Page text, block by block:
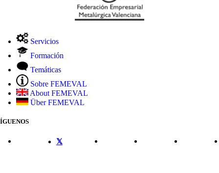
Servicios
Formación
Temáticas
Sobre FEMEVAL
About FEMEVAL
Über FEMEVAL